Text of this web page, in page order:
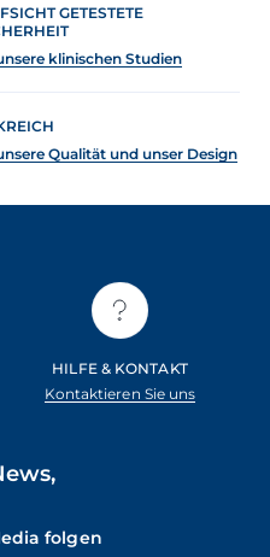
GETESTETE
klinischen Studien
Qualität und unser Design
HILFE & KONTAKT
Kontaktieren Sie uns
folgen